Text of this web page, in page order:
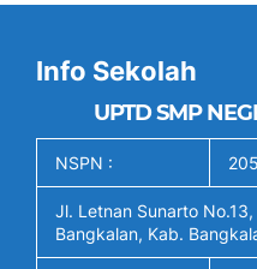
Info Sekolah
UPTD SMP
NSPN :
Jl. Letnan Sunarto
Bangkalan, Kab.